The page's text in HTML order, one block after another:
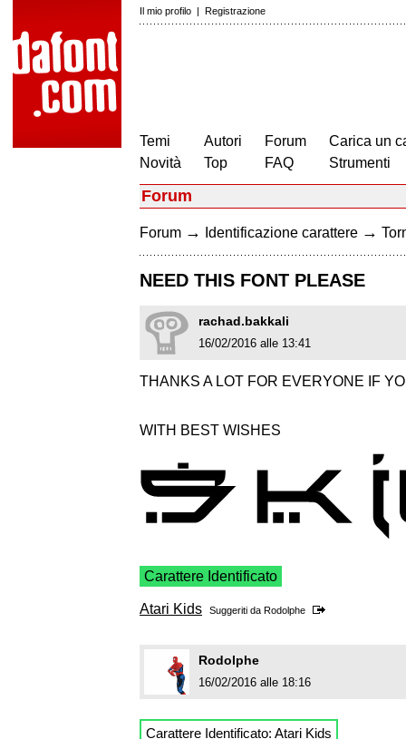
Il mio profilo | Registrazione
Temi
Novità
Autori
Top
Forum
FAQ
Carica un
Strumenti
Forum
Forum → Identificazione carattere →
NEED THIS FONT PLEASE
rachad.bakkali
16/02/2016 alle 13:41
THANKS A LOT FOR EVERYONE IF
WITH BEST WISHES
Carattere Identificato
Atari Kids Suggeriti da Rodolphe
Rodolphe
16/02/2016 alle 18:16
Carattere Identificato: Atari Kids